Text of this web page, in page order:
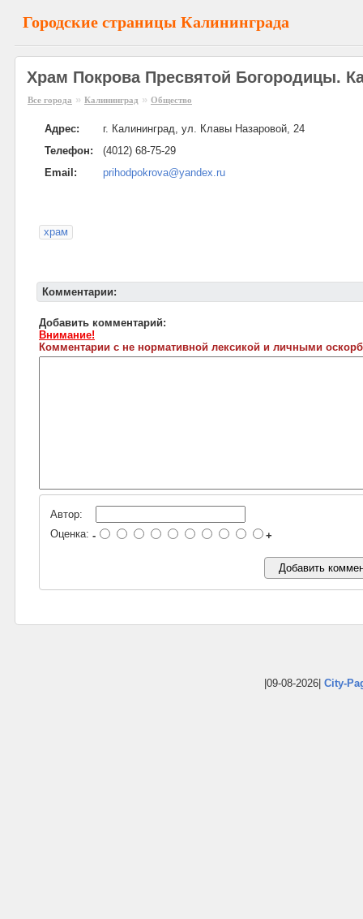
Городские страницы Калининграда
Храм Покрова Пресвятой Богородицы.
Все города » Калининград » Общество
Адрес:
г. Калининград, ул. Клавы Назаровой, 24
Телефон:
(4012) 68-75-29
Email:
prihodpokrova@yandex.ru
храм
Комментарии:
Добавить комментарий:
Внимание!
Комментарии с не нормативной лексикой и личными
Автор:
Оценка: - +
|09-08-2026| City-